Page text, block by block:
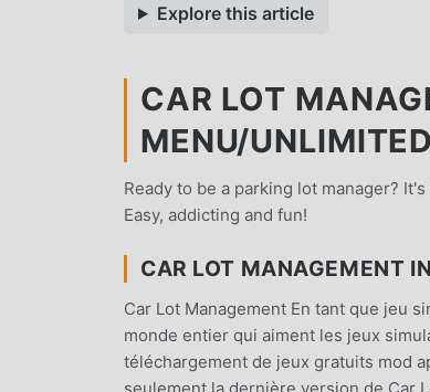
Explore this article
CAR LOT
MENU/
Ready to be a parking lot manager?
Easy, addicting and fun!
CAR LOT MANAGEMENT
Car Lot Management En tant que jeu
monde entier qui aiment les jeux
téléchargement de jeux gratuits mod